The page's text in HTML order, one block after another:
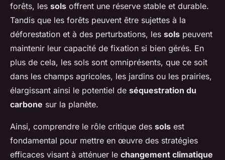
forêts, les sols offrent une réserve stable et durable.
Tandis que les forêts peuvent être sujettes à la
déforestation et à des perturbations, les sols peuvent
maintenir leur capacité de fixation si bien gérés. En
plus de cela, les sols sont omniprésents, que ce soit
dans les champs agricoles, les jardins ou les prairies,
élargissant ainsi le potentiel de séquestration du
carbone sur la planète.
Ainsi, comprendre le rôle critique des sols est
fondamental pour mettre en œuvre des stratégies
efficaces visant à atténuer le changement climatique